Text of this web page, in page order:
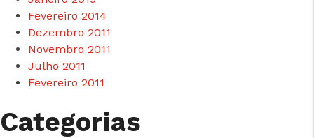
Fevereiro 2014
Dezembro 2011
Novembro 2011
Julho 2011
Fevereiro 2011
Categorias